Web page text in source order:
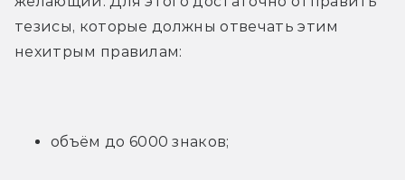
тезисы, которые должны отвечать этим
нехитрым правилам:
объём до 6000 знаков;